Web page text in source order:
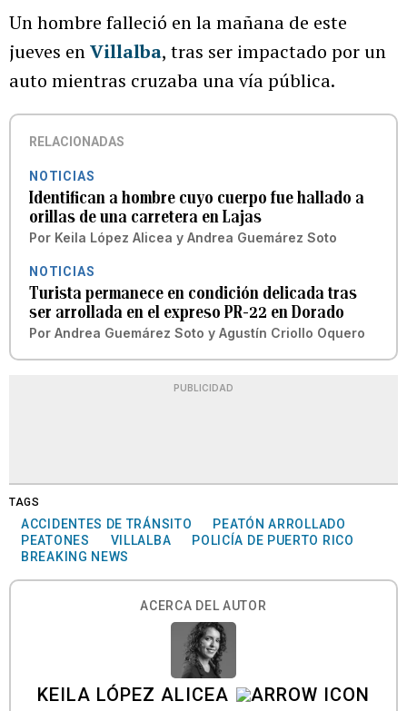
Un hombre falleció en la mañana de este
jueves enVillalba, tras ser impactado por un
auto mientras cruzaba una vía pública.
RELACIONADAS
NOTICIAS
Identifican a hombre cuyo cuerpo fue hallado a
orillas de una carretera en Lajas
Por Keila López Alicea y Andrea Guemárez Soto
NOTICIAS
Turista permanece en condición delicada tras
ser arrollada en el expreso PR-22 en Dorado
Por Andrea Guemárez Soto y Agustín Criollo Oquero
PUBLICIDAD
TAGS
ACCIDENTES DE TRÁNSITO
PEATÓN ARROLLADO
PEATONES
VILLALBA
POLICÍA DE PUERTO RICO
BREAKING NEWS
ACERCA DEL AUTOR
KEILA LÓPEZ ALICEA